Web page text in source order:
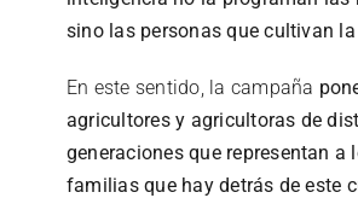
sino las personas que cultivan
En este sentido, la campaña
agricultores y agricultoras de
generaciones que representan a
familias que hay detrás de este